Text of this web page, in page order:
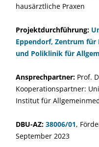
hausärztliche Praxen
Projektdurchführung:
Eppendorf, Zentrum
und Poliklinik für
Ansprechpartner: Prof.
Kooperationspartner:
Institut für
DBU-AZ: 38006/01,
September 2023